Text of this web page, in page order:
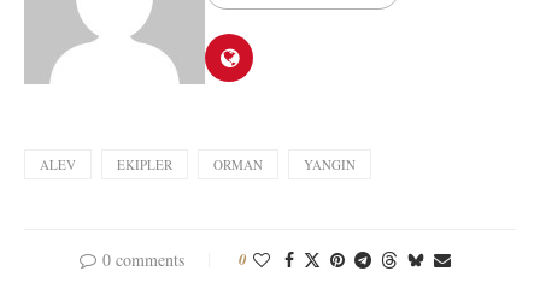
ALEV EKIPLER ORMAN YANGIN
0 comments 0